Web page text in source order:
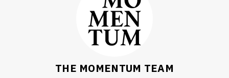
THE MOMENTUM TEAM